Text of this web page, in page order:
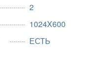
2
1024X600
ЕСТЬ